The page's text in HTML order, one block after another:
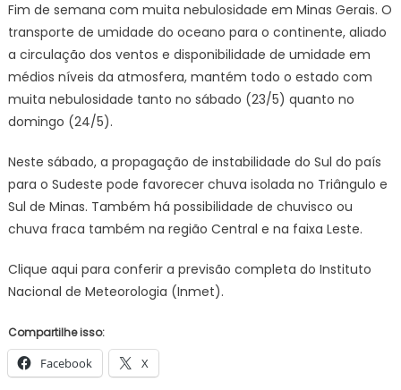
Gerais
|
Previsão
do
tempo
Gerais
neste
sábado,
23
maio
Fim de semana com muita nebulosidade em Minas Gerais. O
transporte de umidade do oceano para o continente, aliado
a circulação dos ventos e disponibilidade de umidade em
médios níveis da atmosfera, mantém todo o estado com
muita nebulosidade tanto no sábado (23/5) quanto no
domingo (24/5).
Neste sábado, a propagação de instabilidade do Sul do país
para o Sudeste pode favorecer chuva isolada no Triângulo e
Sul de Minas. Também há possibilidade de chuvisco ou
chuva fraca também na região Central e na faixa Leste.
Clique aqui para conferir a previsão completa do Instituto
Nacional de Meteorologia (Inmet).
Compartilhe isso:
Facebook X